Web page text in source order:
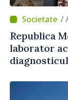
Republica
laborator